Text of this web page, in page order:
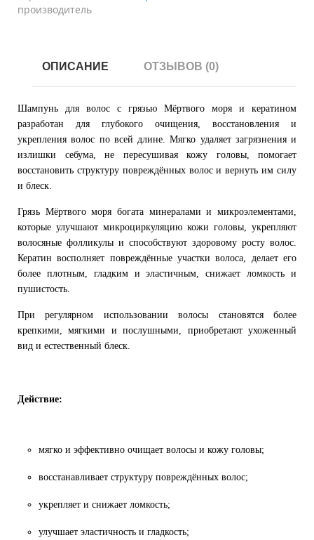
производитель
ОПИСАНИЕ ОТЗЫВОВ (0)
Шампунь для волос с грязью Мёртвого моря и кератином
разработан для глубокого очищения, восстановления и
укрепления волос по всей длине. Мягко удаляет загрязнения и
излишки себума, не пересушивая кожу головы, помогает
восстановить структуру повреждённых волос и вернуть им силу
и блеск.
Грязь Мёртвого моря богата минералами и микроэлементами,
которые улучшают микроциркуляцию кожи головы, укрепляют
волосяные фолликулы и способствуют здоровому росту волос.
Кератин восполняет повреждённые участки волоса, делает его
более плотным, гладким и эластичным, снижает ломкость и
пушистость.
При регулярном использовании волосы становятся более
крепкими, мягкими и послушными, приобретают ухоженный
вид и естественный блеск.
Действие:
мягко и эффективно очищает волосы и кожу головы;
восстанавливает структуру повреждённых волос;
укрепляет и снижает ломкость;
улучшает эластичность и гладкость;